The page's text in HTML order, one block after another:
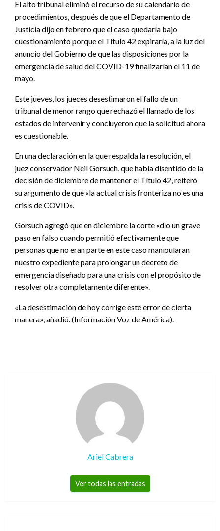
El alto tribunal eliminó el recurso de su calendario de
procedimientos, después de que el Departamento de
Justicia dijo en febrero que el caso quedaría bajo
cuestionamiento porque el Título 42 expiraría, a la luz del
anuncio del Gobierno de que las disposiciones por la
emergencia de salud del COVID-19 finalizarían el 11 de
mayo.
Este jueves, los jueces desestimaron el fallo de un
tribunal de menor rango que rechazó el llamado de los
estados de intervenir y concluyeron que la solicitud ahora
es cuestionable.
En una declaración en la que respalda la resolución, el
juez conservador Neil Gorsuch, que había disentido de la
decisión de diciembre de mantener el Título 42, reiteró
su argumento de que «la actual crisis fronteriza no es una
crisis de COVID».
Gorsuch agregó que en diciembre la corte «dio un grave
paso en falso cuando permitió efectivamente que
personas que no eran parte en este caso manipularan
nuestro expediente para prolongar un decreto de
emergencia diseñado para una crisis con el propósito de
resolver otra completamente diferente».
«La desestimación de hoy corrige este error de cierta
manera», añadió. (Información Voz de América).
Ariel Cabrera
Ver todas las entradas